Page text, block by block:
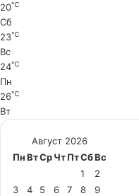
20℃
Сб
23℃
Вс
24℃
Пн
26℃
Вт
Август 2026
ПнВтСрЧтПтСбВс
1
2
3
4 5 6 7 8
9